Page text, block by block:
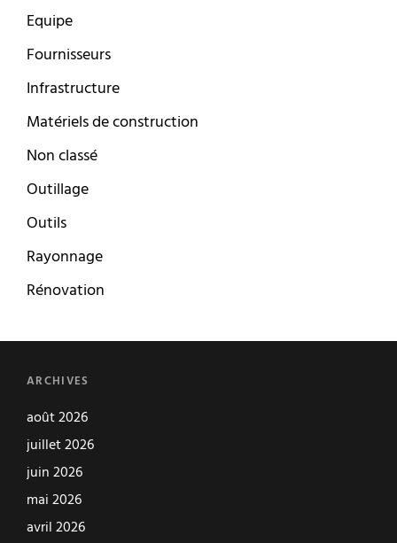
Equipe
Fournisseurs
Infrastructure
Matériels de construction
Non classé
Outillage
Outils
Rayonnage
Rénovation
ARCHIVES
août 2026
juillet 2026
juin 2026
mai 2026
avril 2026